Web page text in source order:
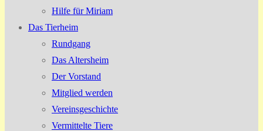
Hilfe für Miriam
Das Tierheim
Rundgang
Das Altersheim
Der Vorstand
Mitglied werden
Vereinsgeschichte
Vermittelte Tiere